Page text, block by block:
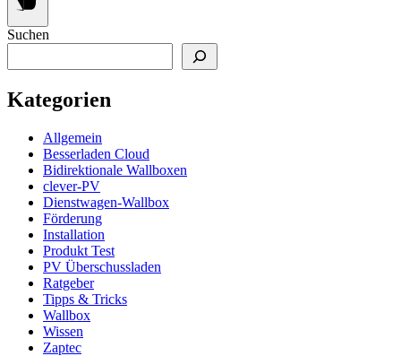
Suchen
Kategorien
Allgemein
Besserladen Cloud
Bidirektionale Wallboxen
clever-PV
Dienstwagen-Wallbox
Förderung
Installation
Produkt Test
PV Überschussladen
Ratgeber
Tipps & Tricks
Wallbox
Wissen
Zaptec